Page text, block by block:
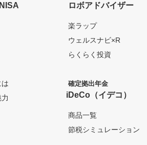
ロボアドバイザー
楽ラップ
ウェルスナビ×R
らくらく投資
確定拠出年金
iDeCo（イデコ）
商品一覧
節税シミュレーション